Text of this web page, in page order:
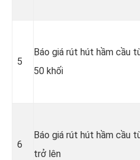
5
Báo giá rút hút hầm cầu
50 khối
6
Báo giá rút hút hầm cầu
trở lên